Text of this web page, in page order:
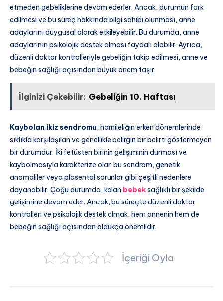
etmeden gebeliklerine devam ederler. Ancak, durumun fark
edilmesi ve bu süreç hakkında bilgi sahibi olunması, anne
adaylarını duygusal olarak etkileyebilir. Bu durumda, anne
adaylarının psikolojik destek alması faydalı olabilir. Ayrıca,
düzenli doktor kontrolleriyle gebeliğin takip edilmesi, anne ve
bebeğin sağlığı açısından büyük önem taşır.
İlginizi Çekebilir: Gebeliğin 10. Haftası
Kaybolan ikiz sendromu, hamileliğin erken dönemlerinde
sıklıkla karşılaşılan ve genellikle belirgin bir belirti göstermeyen
bir durumdur. İki fetüsten birinin gelişiminin durması ve
kaybolmasıyla karakterize olan bu sendrom, genetik
anomaliler veya plasental sorunlar gibi çeşitli nedenlere
dayanabilir. Çoğu durumda, kalan bebeksağlıklı bir şekilde
gelişimine devam eder. Ancak, bu süreçte düzenli doktor
kontrolleri ve psikolojik destek almak, hem annenin hem de
bebeğin sağlığı açısından oldukça önemlidir.
İçeriği Oyla